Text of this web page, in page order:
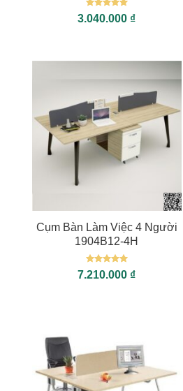
Được xếp
hạng55
3.040.000 ₫
Cụm Bàn Làm Việc 4 Người
1904B12-4H
Được xếp
hạng55
7.210.000 ₫